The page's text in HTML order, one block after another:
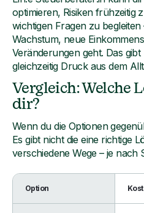
optimieren, Risiken frühzeitig
wichtigen Fragen zu
Wachstum, neue
Veränderungen geht. Das
gleichzeitig Druck aus dem
Vergleich: Welche
dir?
Wenn du die Optionen
Es gibt nicht die eine richtige
verschiedene Wege – je nach
Option